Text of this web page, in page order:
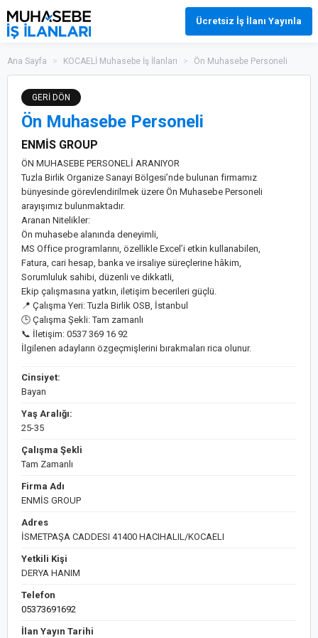
Ücretsiz İş İlanı Yayınla
Ana Sayfa > KOCAELİ Muhasebe İş İlanları > Ön Muhasebe Personeli
GERİ DÖN
Ön Muhasebe Personeli
ENMİS GROUP
ÖN MUHASEBE PERSONELİ ARANIYOR
Tuzla Birlik Organize Sanayi Bölgesi’nde bulunan firmamız
bünyesinde görevlendirilmek üzere Ön Muhasebe Personeli
arayışımız bulunmaktadır.
Aranan Nitelikler:
Ön muhasebe alanında deneyimli,
MS Office programlarını, özellikle Excel’i etkin kullanabilen,
Fatura, cari hesap, banka ve irsaliye süreçlerine hâkim,
Sorumluluk sahibi, düzenli ve dikkatli,
Ekip çalışmasına yatkın, iletişim becerileri güçlü.
📍 Çalışma Yeri: Tuzla Birlik OSB, İstanbul
🕒 Çalışma Şekli: Tam zamanlı
📞 İletişim: 0537 369 16 92
İlgilenen adayların özgeçmişlerini bırakmaları rica olunur.
Cinsiyet:
Bayan
Yaş Aralığı:
25-35
Çalışma Şekli
Tam Zamanlı
Firma Adı
ENMİS GROUP
Adres
İSMETPAŞA CADDESI 41400 HACIHALIL/KOCAELI
Yetkili Kişi
DERYA HANIM
Telefon
05373691692
İlan Yayın Tarihi